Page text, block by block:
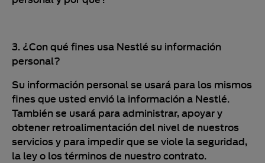
3. ¿Con qué fines usa Nestlé su información
personal?
Su información personal se usará para los mismos
fines que usted envió la información a Nestlé.
También se usará para administrar, apoyar y
obtener retroalimentación del nivel de nuestros
servicios y para impedir que se viole la seguridad,
la ley o los términos de nuestro contrato.